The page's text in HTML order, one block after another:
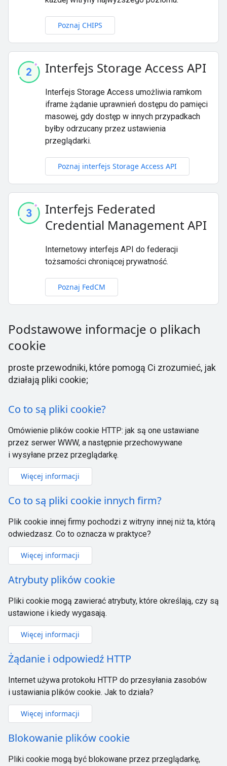
Poznaj CHIPS
Interfejs Storage Access API
Interfejs Storage Access umożliwia ramkom
iframe żądanie uprawnień dostępu do pamięci
masowej, gdy dostęp w innych przypadkach
byłby odrzucany przez ustawienia
przeglądarki.
Poznaj interfejs Storage Access API
Interfejs Federated
Credential Management API
Internetowy interfejs API do federacji
tożsamości chroniącej prywatność.
Poznaj FedCM
Podstawowe informacje o plikach
cookie
proste przewodniki, które pomogą Ci zrozumieć, jak
działają pliki cookie;
Co to są pliki cookie?
Omówienie plików cookie HTTP: jak są one ustawiane
przez serwer WWW, a następnie przechowywane
i wysyłane przez przeglądarkę.
Więcej informacji
Co to są pliki cookie innych firm?
Plik cookie innej firmy pochodzi z witryny innej niż ta, którą
odwiedzasz. Co to oznacza w praktyce?
Więcej informacji
Atrybuty plików cookie
Pliki cookie mogą zawierać atrybuty, które określają, czy są
ustawione i kiedy wygasają.
Więcej informacji
Żądanie i odpowiedź HTTP
Internet używa protokołu HTTP do przesyłania zasobów
i ustawiania plików cookie. Jak to działa?
Więcej informacji
Blokowanie plików cookie
Pliki cookie mogą być blokowane przez przeglądarkę,